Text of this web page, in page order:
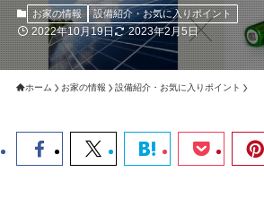
お家の情報 設備紹介・お気に入りポイント
2022年10月19日 2023年2月5日
ホーム お家の情報 設備紹介・お気に入りポイント